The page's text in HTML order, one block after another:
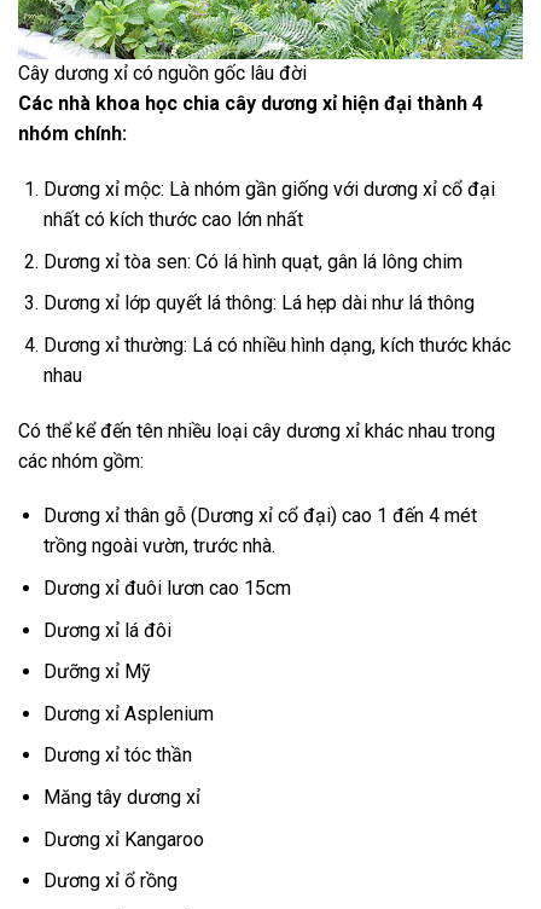
Cây dương xỉ có nguồn gốc lâu đời
Các nhà khoa học chia cây dương xỉ hiện đại thành 4
nhóm chính:
Dương xỉ mộc: Là nhóm gần giống với dương xỉ cổ đại
nhất có kích thước cao lớn nhất
Dương xỉ tòa sen: Có lá hình quạt, gân lá lông chim
Dương xỉ lớp quyết lá thông: Lá hẹp dài như lá thông
Dương xỉ thường: Lá có nhiều hình dạng, kích thước khác
nhau
Có thể kể đến tên nhiều loại cây dương xỉ khác nhau trong
các nhóm gồm:
Dương xỉ thân gỗ (Dương xỉ cổ đại) cao 1 đến 4 mét
trồng ngoài vườn, trước nhà.
Dương xỉ đuôi lươn cao 15cm
Dương xỉ lá đôi
Dưỡng xỉ Mỹ
Dương xỉ Asplenium
Dương xỉ tóc thần
Măng tây dương xỉ
Dương xỉ Kangaroo
Dương xỉ ổ rồng